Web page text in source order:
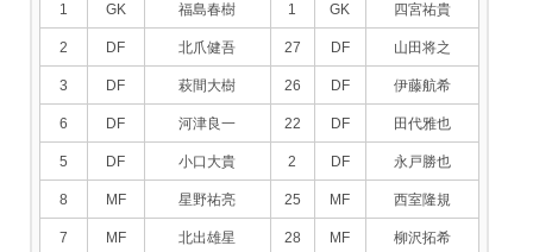
1 GK 福島春樹 1 GK 四宮祐貴
2 DF 北爪健吾 27 DF 山田将之
3 DF 萩間大樹 26 DF 伊藤航希
6 DF 河津良一 22 DF 田代雅也
5 DF 小口大貴 2 DF 永戸勝也
8 MF 星野祐亮 25 MF 西室隆規
7 MF 北出雄星 28 MF 柳沢拓希